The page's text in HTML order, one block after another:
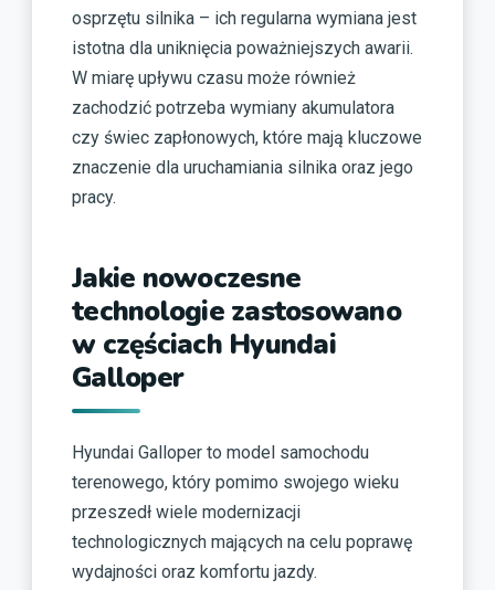
osprzętu silnika – ich regularna wymiana jest
istotna dla uniknięcia poważniejszych awarii.
W miarę upływu czasu może również
zachodzić potrzeba wymiany akumulatora
czy świec zapłonowych, które mają kluczowe
znaczenie dla uruchamiania silnika oraz jego
pracy.
Jakie nowoczesne
technologie zastosowano
w częściach Hyundai
Galloper
Hyundai Galloper to model samochodu
terenowego, który pomimo swojego wieku
przeszedł wiele modernizacji
technologicznych mających na celu poprawę
wydajności oraz komfortu jazdy.